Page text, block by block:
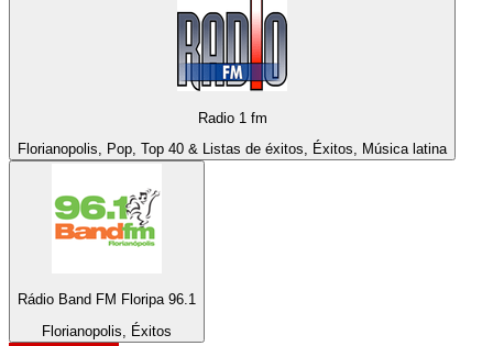
Radio 1 fm
Florianopolis, Pop, Top 40 & Listas de éxitos, Éxitos, Música latina
Rádio Band FM Floripa 96.1
Florianopolis, Éxitos